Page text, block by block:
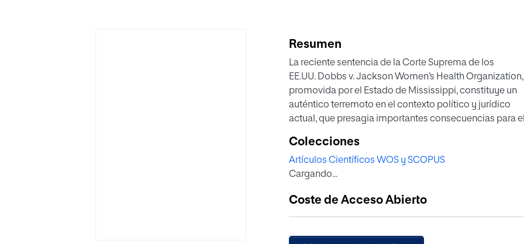
Resumen
La reciente sentencia de la Corte Suprema de los
EE.UU. Dobbs v. Jackson Women’s Health Organization,
promovida por el Estado de Mississippi, constituye un
auténtico terremoto en el contexto político y jurídico
actual, que presagia importantes consecuencias para el
el Tribunal ha anulado una doctrina expresada por el
propio tribunal en el histórico caso Rode v Wade (y
Planned Parenthood), que consagraba el aborto como
Colecciones
Artículos Científicos WOS y SCOPUS
Cargando...
Coste de Acceso Abierto